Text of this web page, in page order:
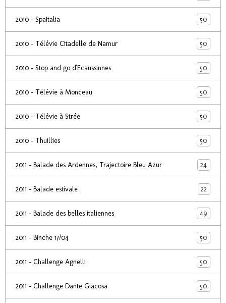
2010 - SpaItalia 50
2010 - Télévie Citadelle de Namur 50
2010 - Stop and go d'Ecaussinnes 50
2010 - Télévie à Monceau 50
2010 - Télévie à Strée 50
2010 - Thuillies 50
2011 - Balade des Ardennes, Trajectoire Bleu Azur 24
2011 - Balade estivale 22
2011 - Balade des belles italiennes 49
2011 - Binche 17/04 50
2011 - Challenge Agnelli 50
2011 - Challenge Dante Giacosa 50